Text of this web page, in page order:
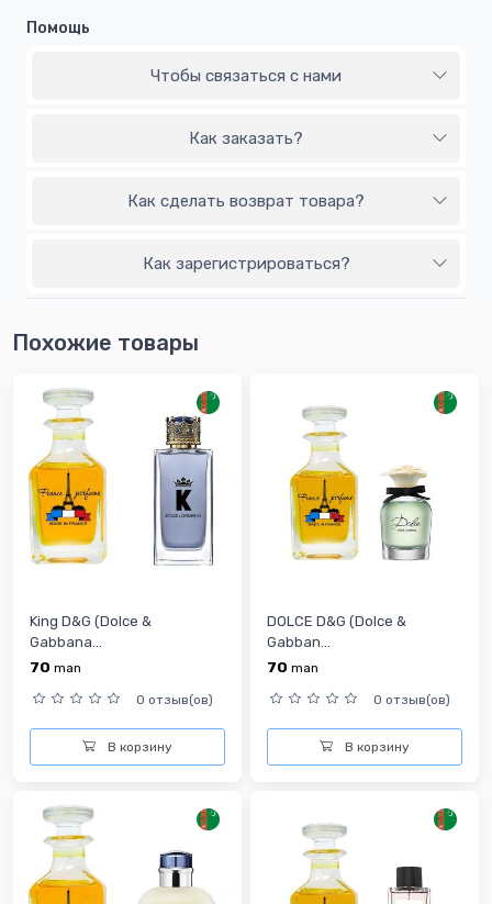
Помощь
Чтобы связаться с нами
Как заказать?
Как сделать возврат товара?
Как зарегистрироваться?
Похожие товары
King D&G (Dolce &
Gabbana...
70 man
0 отзыв(ов)
В корзину
DOLCE D&G (Dolce &
Gabban...
70 man
0 отзыв(ов)
В корзину